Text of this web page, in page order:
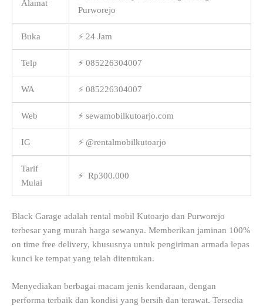
Alamat
Purworejo
Buka ⚡ 24 Jam
Telp ⚡ 085226304007
WA ⚡ 085226304007
Web ⚡ sewamobilkutoarjo.com
IG ⚡ @rentalmobilkutoarjo
Tarif
Mulai
⚡ Rp300.000
Black Garage adalah rental mobil Kutoarjo dan Purworejo
terbesar yang murah harga sewanya. Memberikan jaminan 100%
on time free delivery, khususnya untuk pengiriman armada lepas
kunci ke tempat yang telah ditentukan.
Menyediakan berbagai macam jenis kendaraan, dengan
performa terbaik dan kondisi yang bersih dan terawat. Tersedia